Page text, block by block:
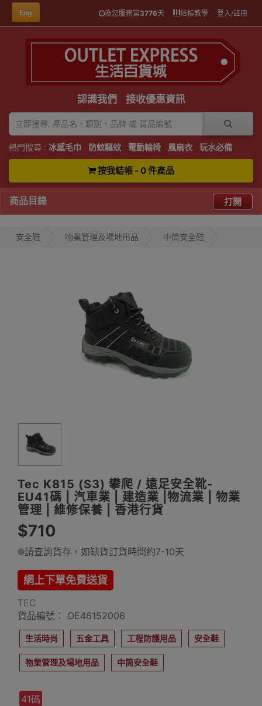
Eng 為您服務第3776天 結帳教學 登入/註冊
認識我們 接收優惠資訊
熱門搜尋 : 冰感毛巾 防蚊驅蚊 電動輪椅 風扇衣 玩水必備
按我結帳 - 0 件產品
商品目錄 打開
安全鞋 物業管理及場地用品 中筒安全鞋
Tec K815 (S3) 攀爬 / 遠足安全靴-
EU41碼 | 汽車業 | 建造業 |物流業 | 物業
管理 | 維修保養 | 香港行貨
$710
請查詢貨存，如缺貨訂貨時間約7-10天
網上下單免費送貨
TEC
貨品編號： OE46152006
生活時尚 五金工具 工程防護用品 安全鞋
物業管理及場地用品 中筒安全鞋
41碼